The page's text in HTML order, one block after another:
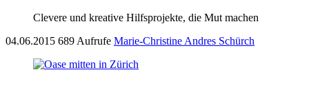
Clevere und kreative Hilfsprojekte, die Mut machen
04.06.2015 689 Aufrufe Marie-Christine Andres Schürch